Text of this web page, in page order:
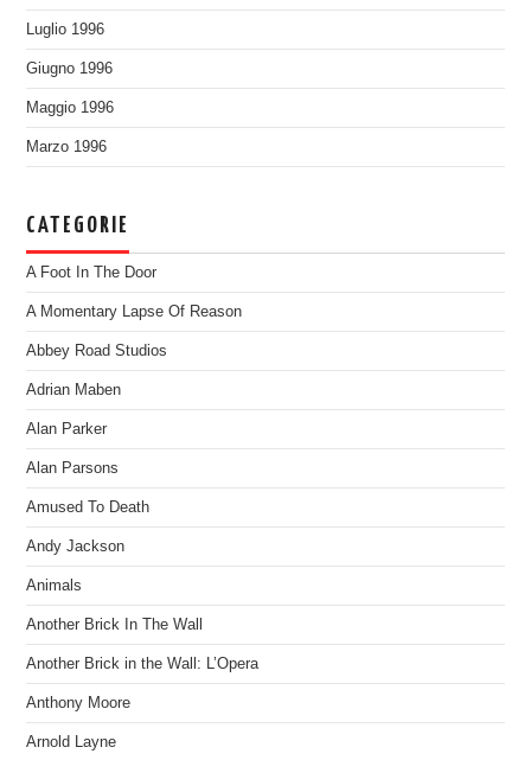
Luglio 1996
Giugno 1996
Maggio 1996
Marzo 1996
CATEGORIE
A Foot In The Door
A Momentary Lapse Of Reason
Abbey Road Studios
Adrian Maben
Alan Parker
Alan Parsons
Amused To Death
Andy Jackson
Animals
Another Brick In The Wall
Another Brick in the Wall: L’Opera
Anthony Moore
Arnold Layne